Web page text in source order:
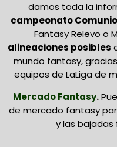
damos toda la
campeonato Comunio
Fantasy Relevo o
alineaciones posibles
mundo fantasy,
equipos de LaLiga de
Mercado Fantasy.
de mercado fantasy
y las